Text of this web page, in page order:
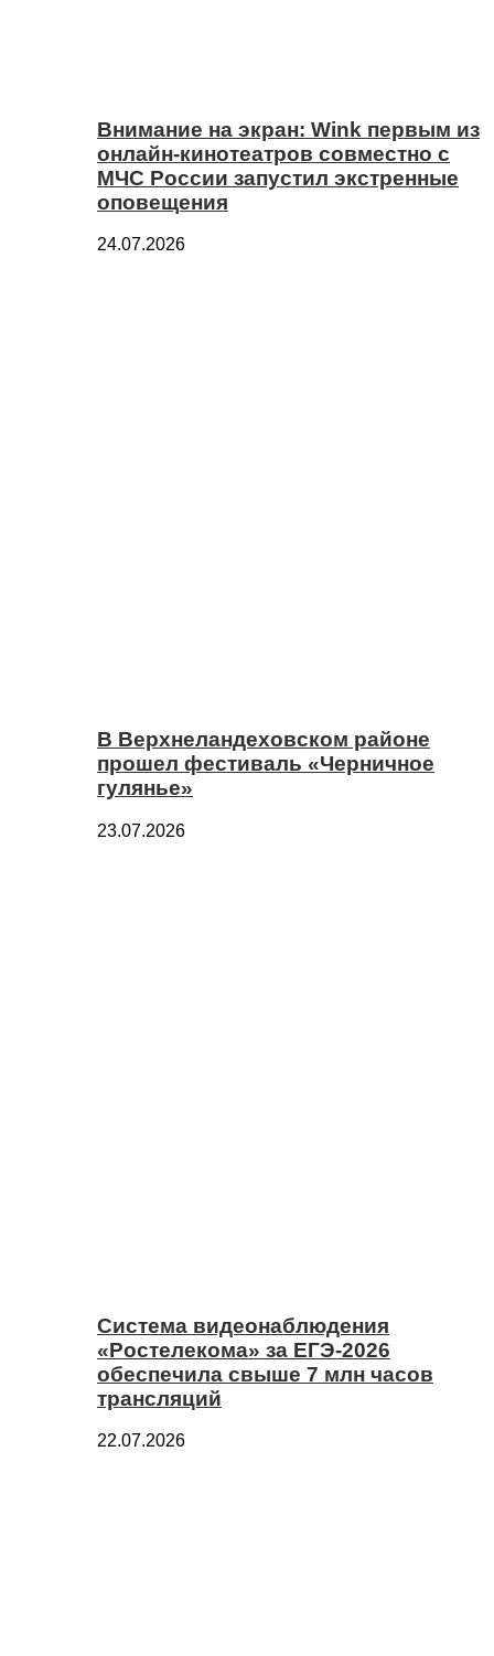
Внимание на экран: Wink первым из
онлайн-кинотеатров совместно с
МЧС России запустил экстренные
оповещения
24.07.2026
В Верхнеландеховском районе
прошел фестиваль «Черничное
гулянье»
23.07.2026
Система видеонаблюдения
«Ростелекома» за ЕГЭ-2026
обеспечила свыше 7 млн часов
трансляций
22.07.2026